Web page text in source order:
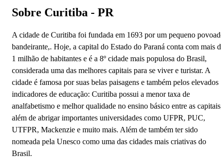
Sobre Curitiba - PR
A‌ ‌cidade‌ ‌de‌ ‌Curitiba‌ ‌foi‌ ‌fundada‌ ‌em‌ ‌1693‌ ‌por‌ ‌um‌ ‌pequeno‌
‌bandeirante,. Hoje, a capital do Estado do Paraná ‌conta‌ ‌com‌ mais‌
‌1‌ ‌milhão‌ ‌de‌ ‌habitantes‌ ‌e‌ ‌é‌ ‌a‌ ‌8º‌ ‌cidade‌ ‌mais‌ ‌populosa‌ ‌do‌ ‌Brasil,‌
‌considerada ‌uma‌ ‌das‌ ‌melhores‌ ‌capitais‌ ‌para‌ ‌se‌ ‌viver‌ ‌e turistar.‌ ‌A‌
cidade‌ ‌é‌ ‌famosa‌ ‌por‌ ‌suas‌ ‌belas‌ ‌paisagens‌ ‌e‌ ‌também‌ ‌pelos‌ ‌elevados‌
‌indicadores‌ ‌de‌ ‌educação:‌ ‌Curitiba‌ ‌possui‌ ‌a‌ ‌menor‌ ‌taxa‌ ‌de‌
‌analfabetismo‌ ‌e‌ ‌melhor‌ ‌qualidade‌ ‌no‌ ‌ensino básico‌ ‌entre‌ ‌as‌
além de abrigar importantes universidades como UFPR, PUC,
UTFPR, Mackenzie e muito mais. Além‌ ‌de‌ ‌também‌ ‌ter‌ ‌sido‌
‌nomeada‌ ‌pela‌ ‌Unesco ‌como‌ ‌uma‌ ‌das‌ ‌cidades‌ ‌mais‌ ‌criativas do
Brasil.